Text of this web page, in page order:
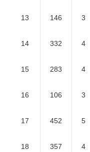
13 146 3
14 332 4
15 283 4
16 106 3
17 452 5
18 357 4